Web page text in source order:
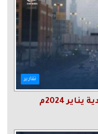
تقارير
2024م